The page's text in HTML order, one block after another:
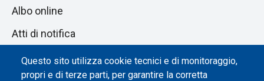
Questo sito utilizza cookie tecnici e di monitoraggio,
propri e di terze parti, per garantire la corretta
Albo online
Atti di notifica
Dichiarazione di accessibilità
Impostazione dei cookie